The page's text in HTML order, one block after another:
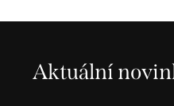
Aktuální